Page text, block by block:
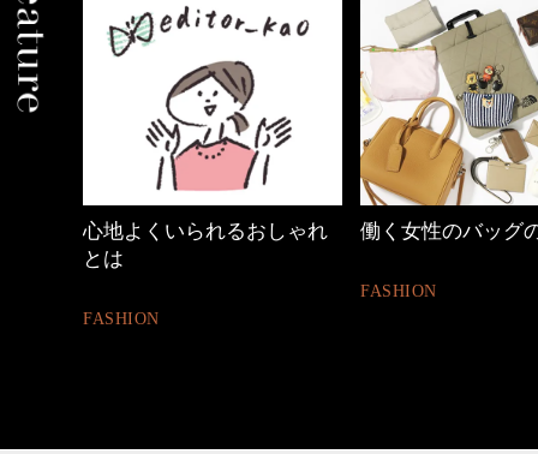
働く女性のバッグの中身
優木まおみさん「